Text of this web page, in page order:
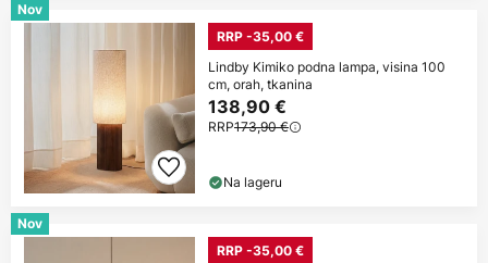
Nov
RRP -35,00 €
Lindby Kimiko podna lampa, visina 100
cm, orah, tkanina
138,90 €
RRP173,90 €
Na lageru
Nov
RRP -35,00 €